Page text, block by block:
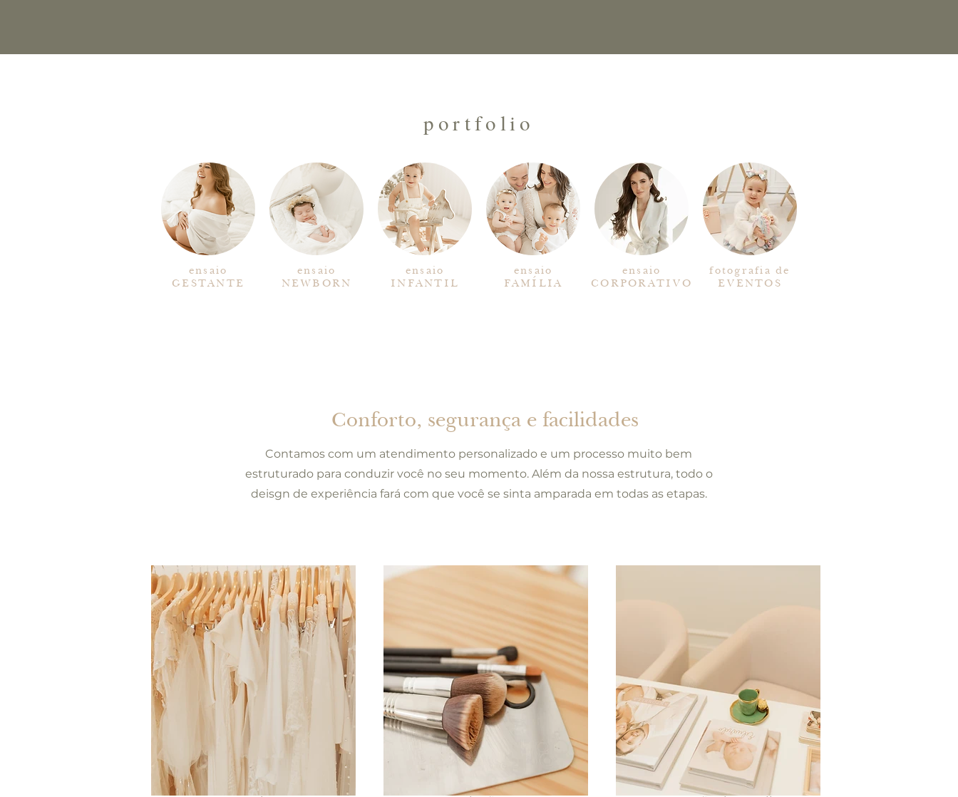
portfolio
ensaio
GESTANTE
ensaio
NEWBORN
ensaio
INFANTIL
ensaio
FAMÍLIA
ensaio
CORPORATIVO
fotografia de
EVENTOS
Conforto, segurança e facilidades
Contamos com um atendimento personalizado e um processo muito bem
estruturado para conduzir você no seu momento. Além da nossa estrutura, todo o
deisgn de experiência fará com que você se sinta amparada em todas as etapas.